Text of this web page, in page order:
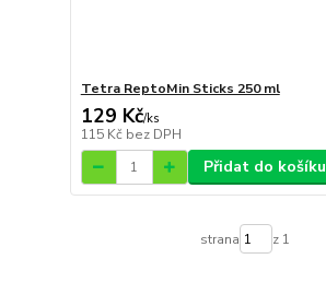
Tetra ReptoMin Sticks 250 ml
129 Kč/ks
115 Kč bez DPH
Přidat do košíku
strana z 1